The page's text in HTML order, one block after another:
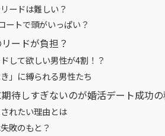
ードは難しい？
ートで頭がいっぱい？
ードが負担？
して欲しい男性が4割！？
き」に縛られる男性たち
待しすぎないのが婚活デート成功
れたい理由とは
敗のもと？